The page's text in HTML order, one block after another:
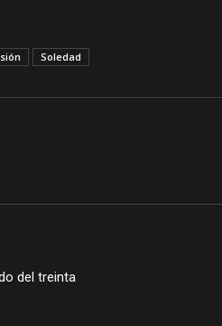
Soledad
del treinta